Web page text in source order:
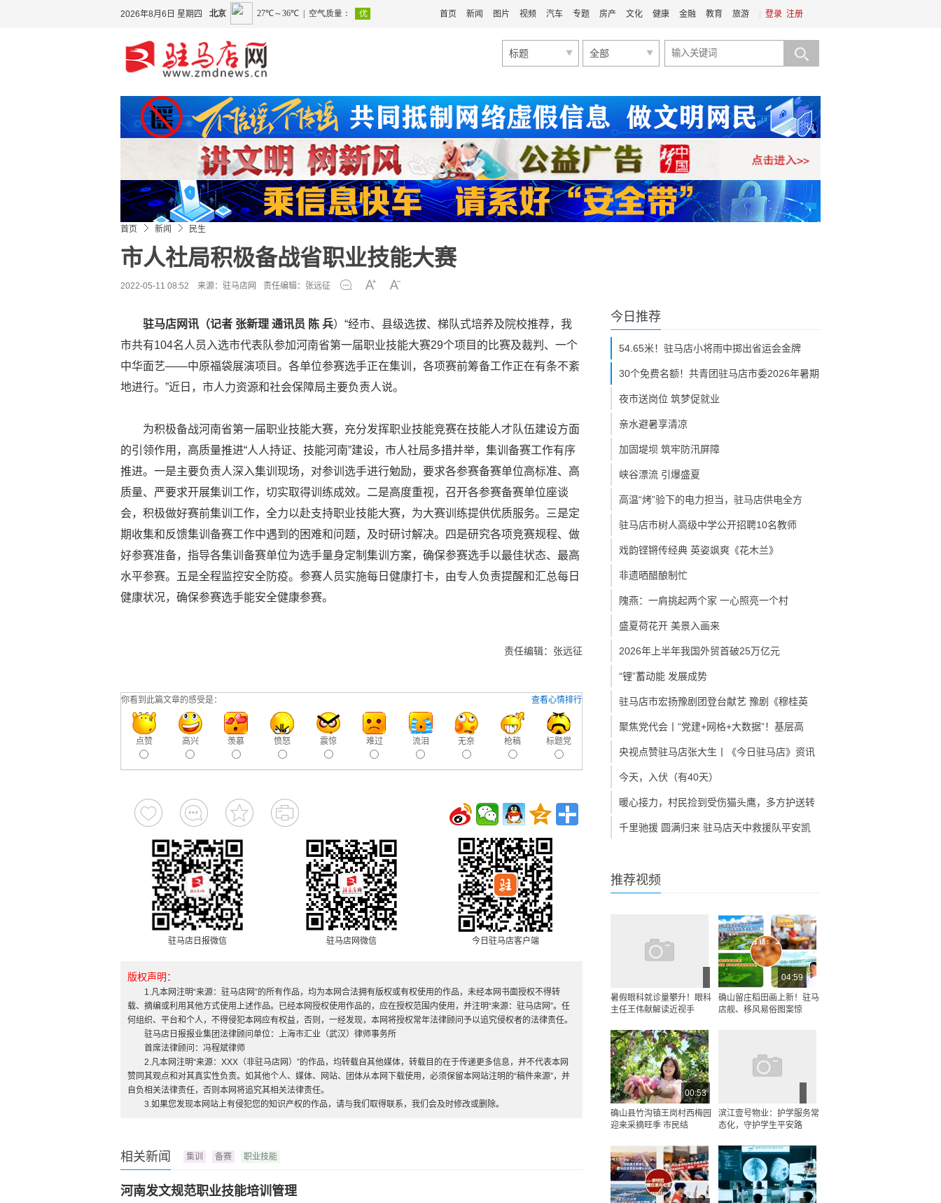
2026年8月6日 星期四 登录 注册
首页 新闻 图片 视频 汽车 专题 房产 文化 健康 金融 教育 旅游
标题 全部
首页 新闻 民生
市人社局积极备战省职业技能大赛
2022-05-11 08:52 来源： 驻马店网 责任编辑：张远征
驻马店网讯（记者 张新理 通讯员 陈 兵）“经市、县级选拔、梯队式培养及院校推荐，我
市共有104名人员入选市代表队参加河南省第一届职业技能大赛29个项目的比赛及裁判、一个
中华面艺——中原福袋展演项目。各单位参赛选手正在集训，各项赛前筹备工作正在有条不紊
地进行。”近日，市人力资源和社会保障局主要负责人说。
为积极备战河南省第一届职业技能大赛，充分发挥职业技能竞赛在技能人才队伍建设方面
的引领作用，高质量推进“人人持证、技能河南”建设，市人社局多措并举，集训备赛工作有序
推进。一是主要负责人深入集训现场，对参训选手进行勉励，要求各参赛备赛单位高标准、高
质量、严要求开展集训工作，切实取得训练成效。二是高度重视，召开各参赛备赛单位座谈
会，积极做好赛前集训工作，全力以赴支持职业技能大赛，为大赛训练提供优质服务。三是定
期收集和反馈集训备赛工作中遇到的困难和问题，及时研讨解决。四是研究各项竞赛规程、做
好参赛准备，指导各集训备赛单位为选手量身定制集训方案，确保参赛选手以最佳状态、最高
水平参赛。五是全程监控安全防疫。参赛人员实施每日健康打卡，由专人负责提醒和汇总每日
健康状况，确保参赛选手能安全健康参赛。
责任编辑：张远征
查看心情排行
你看到此篇文章的感受是：
点赞 高兴 羡慕 愤怒 震惊 难过 流泪 无奈 枪稿 标题党
驻马店日报微信 驻马店网微信 今日驻马店客户端
版权声明：
1.凡本网注明“来源：驻马店网”的所有作品，均为本网合法拥有版权或有权使用的作品，未经本网书面授权不得转
载、摘编或利用其他方式使用上述作品。已经本网授权使用作品的，应在授权范围内使用，并注明“来源：驻马店网”。任
何组织、平台和个人，不得侵犯本网应有权益，否则，一经发现，本网将授权常年法律顾问予以追究侵权者的法律责任。
驻马店日报报业集团法律顾问单位：上海市汇业（武汉）律师事务所
首席法律顾问：冯程斌律师
2.凡本网注明“来源：XXX（非驻马店网）”的作品，均转载自其他媒体，转载目的在于传递更多信息，并不代表本网
赞同其观点和对其真实性负责。如其他个人、媒体、网站、团体从本网下载使用，必须保留本网站注明的“稿件来源”，并
自负相关法律责任，否则本网将追究其相关法律责任。
3.如果您发现本网站上有侵犯您的知识产权的作品，请与我们取得联系，我们会及时修改或删除。
相关新闻 集训 备赛 职业技能
河南发文规范职业技能培训管理
今日推荐
54.65米！驻马店小将雨中掷出省运会金牌
30个免费名额！共青团驻马店市委2026年暑期
夜市送岗位 筑梦促就业
亲水避暑享清凉
加固堤坝 筑牢防汛屏障
峡谷漂流 引爆盛夏
高温“烤”验下的电力担当，驻马店供电全方
驻马店市树人高级中学公开招聘10名教师
戏韵铿锵传经典 英姿飒爽《花木兰》
非遗晒醋酿制忙
隗燕：一肩挑起两个家 一心照亮一个村
盛夏荷花开 美景入画来
2026年上半年我国外贸首破25万亿元
“锂”蓄动能 发展成势
驻马店市宏扬豫剧团登台献艺 豫剧《穆桂英
聚焦党代会丨“党建+网格+大数据”！基层高
央视点赞驻马店张大生丨《今日驻马店》资讯
今天，入伏（有40天）
暖心接力，村民捡到受伤猫头鹰，多方护送转
千里驰援 圆满归来 驻马店天中救援队平安凯
推荐视频
暑假眼科就诊量攀升！眼科
主任王伟献解读近视手
04:59
确山留庄稻田画上新！驻马
店舰、移风易俗图案惊
00:53
确山县竹沟镇王岗村西梅园
迎来采摘旺季 市民结
滨江壹号物业：护学服务常
态化，守护学生平安路